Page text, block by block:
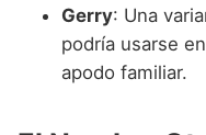
Gerry: Una
podría usarse
apodo familiar.